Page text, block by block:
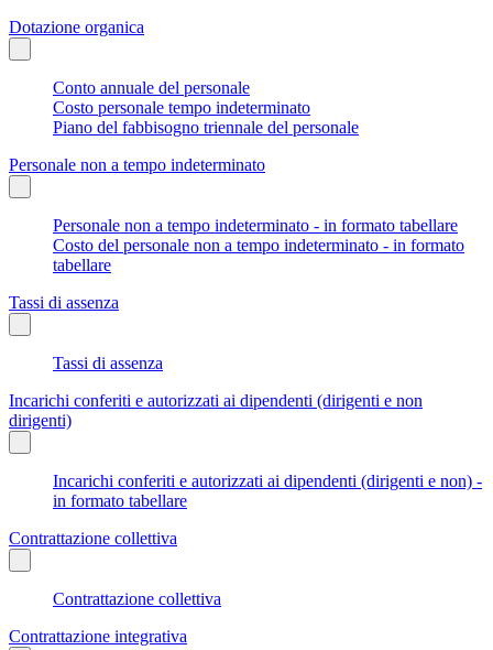
Dotazione organica
Conto annuale del personale
Costo personale tempo indeterminato
Piano del fabbisogno triennale del personale
Personale non a tempo indeterminato
Personale non a tempo indeterminato - in formato tabellare
Costo del personale non a tempo indeterminato - in formato
tabellare
Tassi di assenza
Tassi di assenza
Incarichi conferiti e autorizzati ai dipendenti (dirigenti e non
dirigenti)
Incarichi conferiti e autorizzati ai dipendenti (dirigenti e non) -
in formato tabellare
Contrattazione collettiva
Contrattazione collettiva
Contrattazione integrativa